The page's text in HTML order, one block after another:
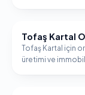
TOFAŞ
Tofaş Kartal
Tofaş Kartal için
üretimi ve